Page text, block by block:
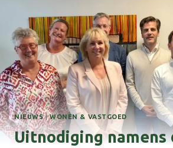
NIEUWS|WONEN & VASTGOED
Uitnodiging namens